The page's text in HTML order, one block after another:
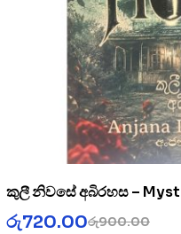
කුලී නිවසේ අබිරහස –
රු900.00
රු720.00